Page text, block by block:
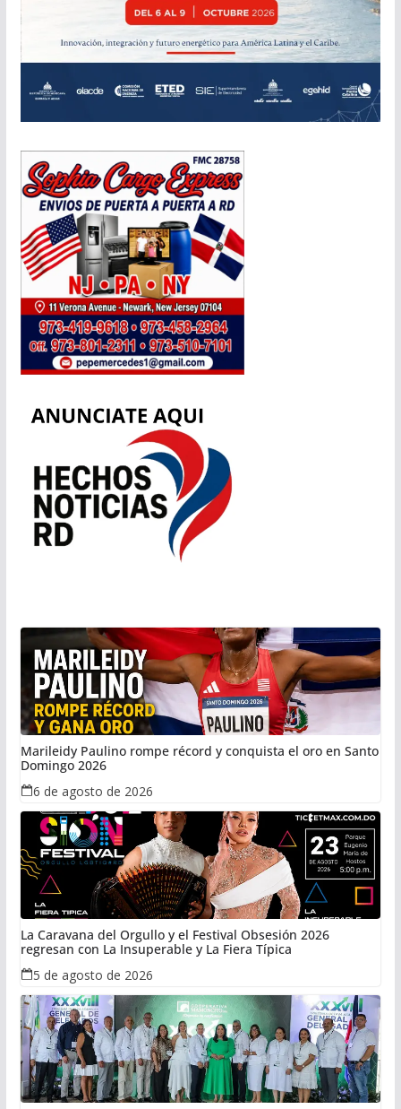
Marileidy Paulino rompe récord y conquista el oro en Santo
Domingo 2026
6 de agosto de 2026
La Caravana del Orgullo y el Festival Obsesión 2026
regresan con La Insuperable y La Fiera Típica
5 de agosto de 2026